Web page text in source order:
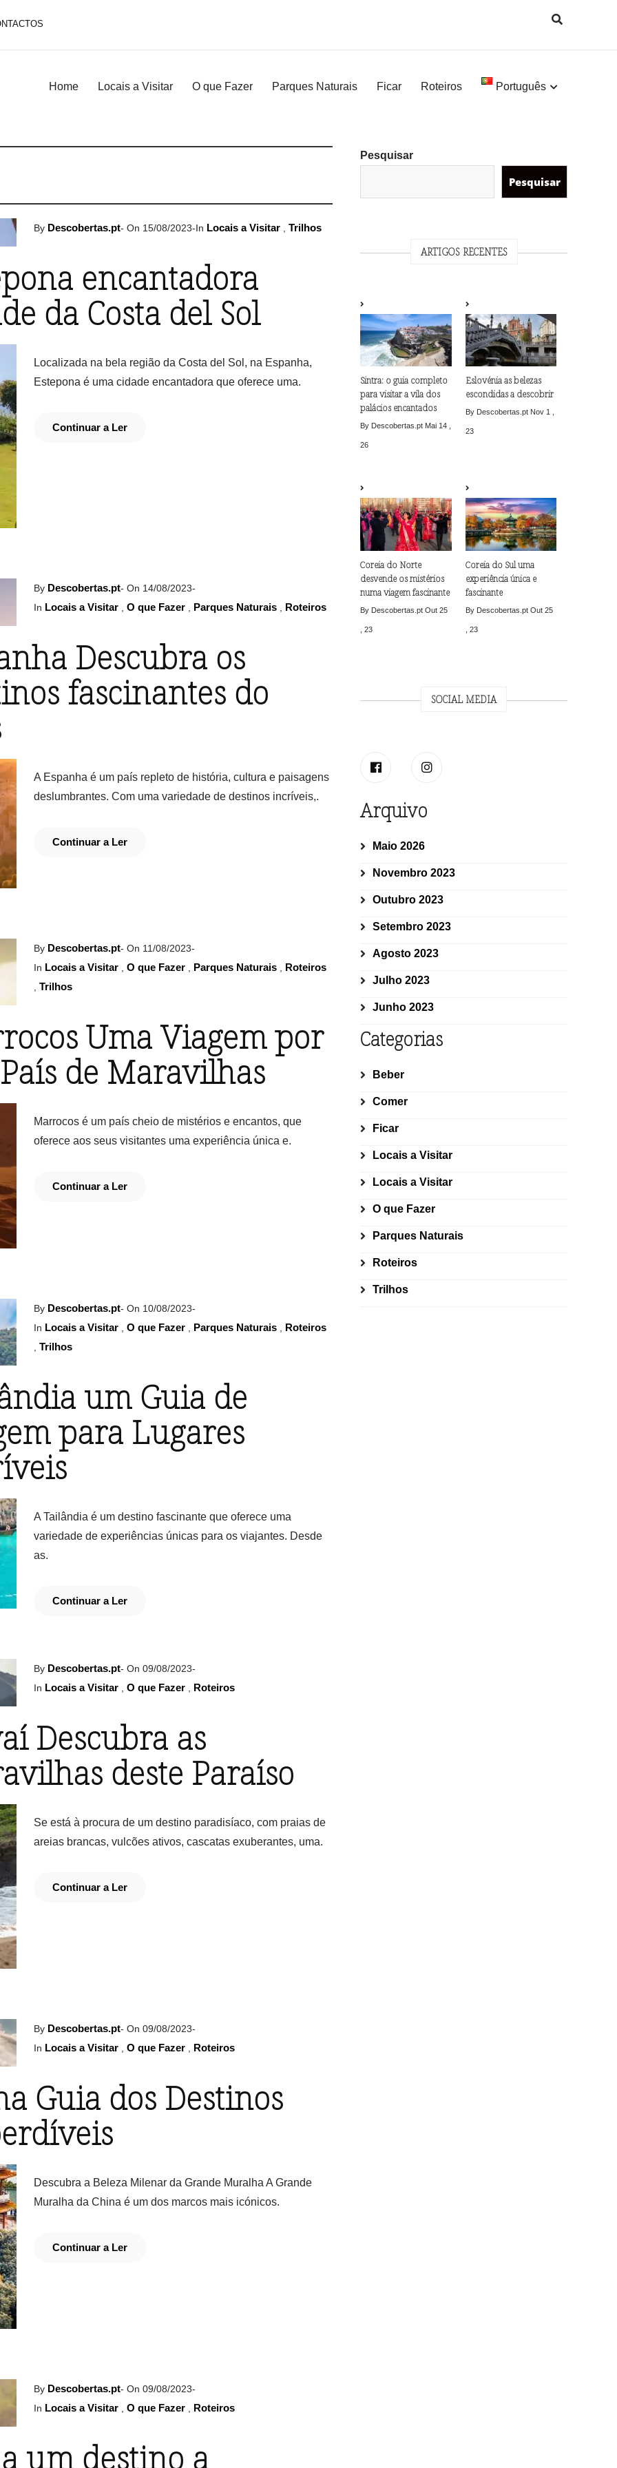
Home Locais a Visitar O que Fazer Parques Naturais Ficar Roteiros Português
By Descobertas.pt- On 15/08/2023-In Locais a Visitar Trilhos
encantadora
da Costa del Sol
Localizada na bela região da Costa del Sol, na Espanha,
Estepona é uma cidade encantadora que oferece uma.
Continuar a Ler
By Descobertas.pt- On 14/08/2023-
In Locais a Visitar O que Fazer Parques Naturais Roteiros
Descubra os
fascinantes do
A Espanha é um país repleto de história, cultura e paisagens
deslumbrantes. Com uma variedade de destinos incríveis,.
Continuar a Ler
By Descobertas.pt- On 11/08/2023-
In Locais a Visitar O que Fazer Parques Naturais Roteiros
Trilhos
Uma Viagem por
de Maravilhas
Marrocos é um país cheio de mistérios e encantos, que
oferece aos seus visitantes uma experiência única e.
Continuar a Ler
By Descobertas.pt- On 10/08/2023-
In Locais a Visitar O que Fazer Parques Naturais Roteiros
Trilhos
um Guia de
para Lugares
A Tailândia é um destino fascinante que oferece uma
variedade de experiências únicas para os viajantes. Desde
as.
Continuar a Ler
By Descobertas.pt- On 09/08/2023-
In Locais a Visitar O que Fazer Roteiros
Descubra as
deste Paraíso
Se está à procura de um destino paradisíaco, com praias de
areias brancas, vulcões ativos, cascatas exuberantes, uma.
Continuar a Ler
By Descobertas.pt- On 09/08/2023-
In Locais a Visitar O que Fazer Roteiros
Guia dos Destinos
Descubra a Beleza Milenar da Grande Muralha A Grande
Muralha da China é um dos marcos mais icónicos.
Continuar a Ler
By Descobertas.pt- On 09/08/2023-
In Locais a Visitar O que Fazer Roteiros
um destino a
Pesquisar
Pesquisar
ARTIGOS RECENTES
Sintra: o guia completo
para visitar a vila dos
palácios encantados
By Descobertas.pt Mai 14 ,
26
Eslovénia as belezas
escondidas a descobrir
By Descobertas.pt Nov 1 ,
23
Coreia do Norte
desvende os mistérios
numa viagem fascinante
By Descobertas.ptOut 25
, 23
Coreia do Sul uma
experiência única e
fascinante
By Descobertas.pt Out 25
, 23
SOCIAL MEDIA
Arquivo
Maio 2026
Novembro 2023
Outubro 2023
Setembro 2023
Agosto 2023
Julho 2023
Junho 2023
Categorias
Beber
Comer
Ficar
Locais a Visitar
Locais a Visitar
O que Fazer
Parques Naturais
Roteiros
Trilhos